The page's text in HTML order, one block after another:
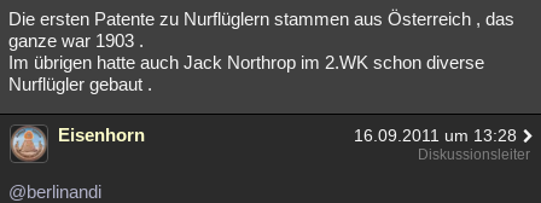
Die ersten Patente zu Nurflüglern stammen aus Österreich , das
ganze war 1903 .
Im übrigen hatte auch Jack Northrop im 2.WK schon diverse
Nurflügler gebaut .
Eisenhorn 16.09.2011 um 13:28
Diskussionsleiter
@berlinandi